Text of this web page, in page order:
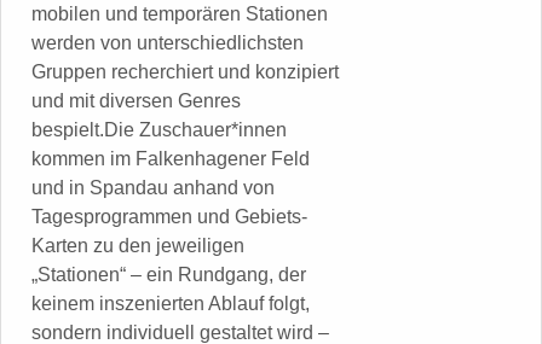
mobilen und temporären Stationen
werden von unterschiedlichsten
Gruppen recherchiert und konzipiert
und mit diversen Genres
bespielt.Die Zuschauer*innen
kommen im Falkenhagener Feld
und in Spandau anhand von
Tagesprogrammen und Gebiets-
Karten zu den jeweiligen
„Stationen“ – ein Rundgang, der
keinem inszenierten Ablauf folgt,
sondern individuell gestaltet wird –